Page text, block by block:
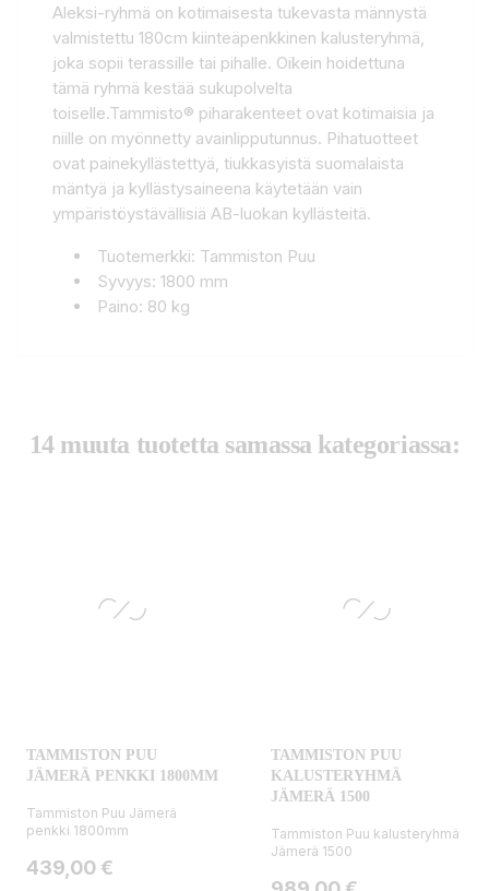
Aleksi-ryhmä on kotimaisesta tukevasta männystä
valmistettu 180cm kiinteäpenkkinen kalusteryhmä,
joka sopii terassille tai pihalle. Oikein hoidettuna
tämä ryhmä kestää sukupolvelta
toiselle.Tammisto® piharakenteet ovat kotimaisia ja
niille on myönnetty avainlipputunnus. Pihatuotteet
ovat painekyllästettyä, tiukkasyistä suomalaista
mäntyä ja kyllästysaineena käytetään vain
ympäristöystävällisiä AB-luokan kyllästeitä.
Tuotemerkki: Tammiston Puu
Syvyys: 1800 mm
Paino: 80 kg
14 muuta tuotetta samassa kategoriassa:
TAMMISTON PUU
JÄMERÄ PENKKI 1800MM
Tammiston Puu Jämerä
penkki 1800mm
Hinta
439,00 €
TAMMISTON PUU
KALUSTERYHMÄ
JÄMERÄ 1500
Tammiston Puu kalusteryhmä
Jämerä 1500